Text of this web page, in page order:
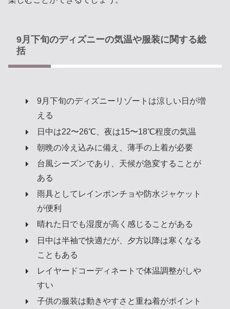
9月下旬のディズニーの気温や服装に関する総
括
9月下旬のディズニーリゾートは涼しい日が増
える
日中は22〜26℃、夜は15〜18℃程度の気温
朝晩の冷え込みに備え、薄手の上着が必要
台風シーズンであり、天候が急変することが
ある
雨具としてレインポンチョや防水ジャケット
が便利
晴れた日でも湿度が高く感じることがある
日中は半袖で快適だが、夕方以降は寒くなる
こともある
レイヤードコーディネートで体温調整がしや
すい
子供の服装は動きやすさと重ね着がポイント